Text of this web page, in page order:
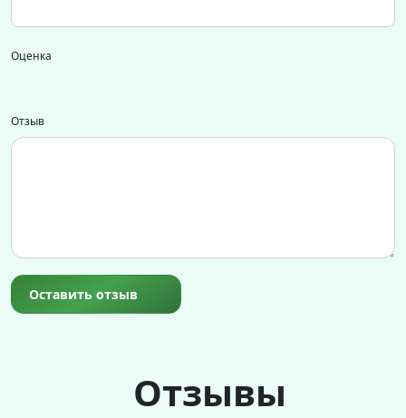
Оценка
Отзыв
Оставить отзыв
Отзывы